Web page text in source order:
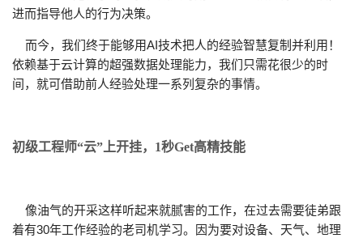
进而指导他人的行为决策。
而今，我们终于能够用AI技术把人的经验智慧复制并利用！
依赖基于云计算的超强数据处理能力，我们只需花很少的时
间，就可借助前人经验处理一系列复杂的事情。
初级工程师“云”上开挂，1秒Get高精技能
像油气的开采这样听起来就腻害的工作，在过去需要徒弟跟
着有30年工作经验的老司机学习。因为要对设备、天气、地理